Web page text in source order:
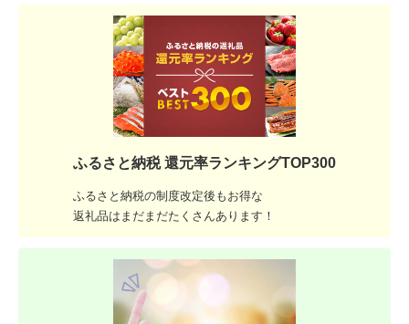
ふるさと納税 還元率ランキングTOP300
ふるさと納税の制度改定後もお得な
返礼品はまだまだたくさんあります！